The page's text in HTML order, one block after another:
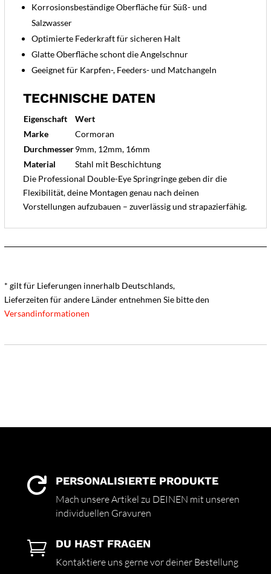
Korrosionsbeständige Oberfläche für Süß- und
Salzwasser
Optimierte Federkraft für sicheren Halt
Glatte Oberfläche schont die Angelschnur
Geeignet für Karpfen-, Feeders- und Matchangeln
TECHNISCHE DATEN
Eigenschaft
Wert
Marke
Cormoran
Durchmesser9mm, 12mm, 16mm
Material
Stahl mit Beschichtung
Die Professional Double-Eye Springringe geben dir die
Flexibilität, deine Montagen genau nach deinen
Vorstellungen aufzubauen – zuverlässig und strapazierfähig.
* gilt für Lieferungen innerhalb Deutschlands,
Lieferzeiten für andere Länder entnehmen Sie bitte den
Versandinformationen
 PERSONALISIERTE PRODUKTE
Mach unsere Artikel zu DEINEN mit unseren
individuellen Gravuren
 DU HAST FRAGEN
Kontaktiere uns gerne vor deiner Bestellung